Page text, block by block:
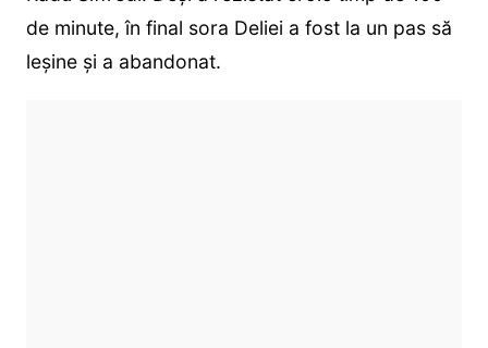
de minute, în final sora Deliei a fost la un pas să
leșine și a abandonat.